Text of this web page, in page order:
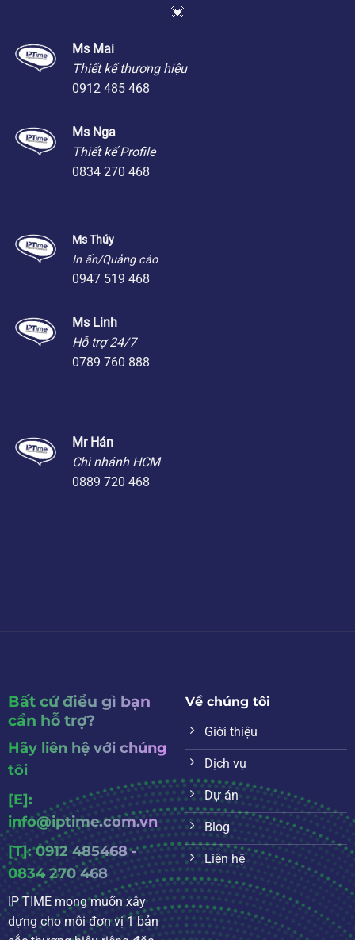
💓
Ms Mai
Thiết kế thương hiệu
0912 485 468
Ms Nga
Thiết kế Profile
0834 270 468
Ms Thúy
In ấn/Quảng cáo
0947 519 468
Ms Linh
Hỗ trợ 24/7
0789 760 888
Mr Hán
Chi nhánh HCM
0889 720 468
Bất cứ điều gì bạn
cần hỗ trợ?
Hãy liên hệ với chúng
tôi
[E]:
info@iptime.com.vn
[T]: 0912 485468 -
0834 270 468
IP TIME mong muốn xây
dựng cho mỗi đơn vị 1 bản
Về chúng tôi
Giới thiệu
Dịch vụ
Dự án
Blog
Liên hệ